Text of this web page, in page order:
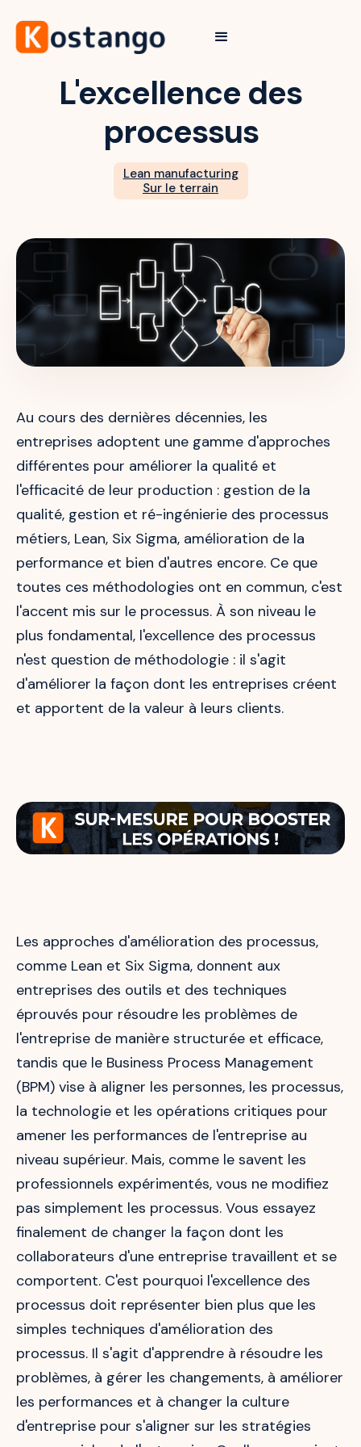
L'excellence des
processus
Lean manufacturing
Sur le terrain
Au cours des dernières décennies, les
entreprises adoptent une gamme d'approches
différentes pour améliorer la qualité et
l'efficacité de leur production : gestion de la
qualité, gestion et ré-ingénierie des processus
métiers, Lean, Six Sigma, amélioration de la
performance et bien d'autres encore. Ce que
toutes ces méthodologies ont en commun, c'est
l'accent mis sur le processus. À son niveau le
plus fondamental, l'excellence des processus
n'est question de méthodologie : il s'agit
d'améliorer la façon dont les entreprises créent
et apportent de la valeur à leurs clients.
Les approches d'amélioration des processus,
comme Lean et Six Sigma, donnent aux
entreprises des outils et des techniques
éprouvés pour résoudre les problèmes de
l'entreprise de manière structurée et efficace,
tandis que le Business Process Management
(BPM) vise à aligner les personnes, les processus,
la technologie et les opérations critiques pour
amener les performances de l'entreprise au
niveau supérieur. Mais, comme le savent les
professionnels expérimentés, vous ne modifiez
pas simplement les processus. Vous essayez
finalement de changer la façon dont les
collaborateurs d'une entreprise travaillent et se
comportent. C'est pourquoi l'excellence des
processus doit représenter bien plus que les
simples techniques d'amélioration des
processus. Il s'agit d'apprendre à résoudre les
problèmes, à gérer les changements, à améliorer
les performances et à changer la culture
d'entreprise pour s'aligner sur les stratégies